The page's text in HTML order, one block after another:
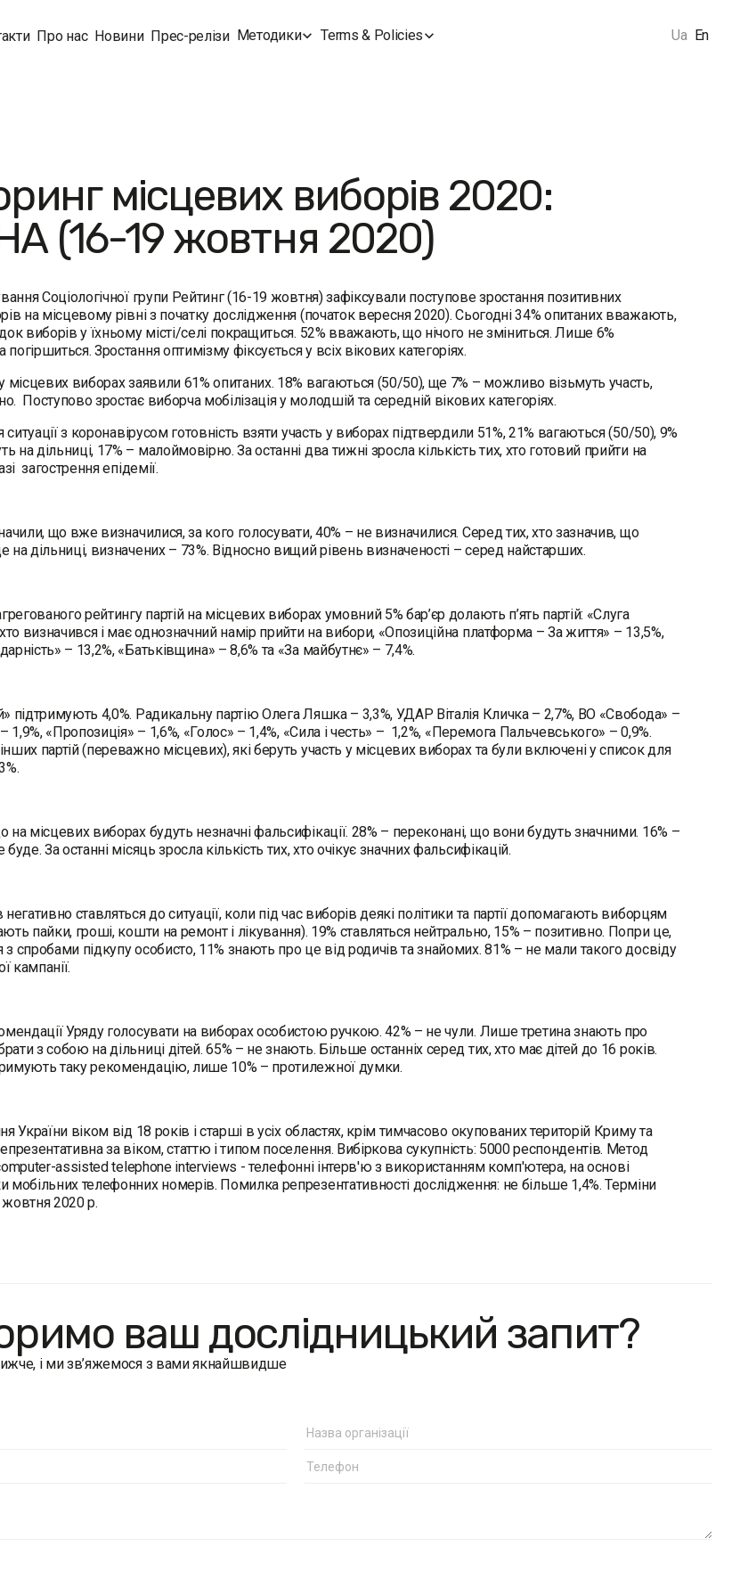
Про нас Новини Прес-релізи Методики Terms & Policies Ua En
місцевих виборів 2020:
(16-19 жовтня 2020)
Соціологічної групи Рейтинг (16-19 жовтня) зафіксували поступове зростання позитивних
на місцевому рівні з початку дослідження (початок вересня 2020). Сьогодні 34% опитаних вважають,
виборів у їхньому місті/селі покращиться. 52% вважають, що нічого не зміниться. Лише 6%
Зростання оптимізму фіксується у всіх вікових категоріях.
місцевих виборах заявили 61% опитаних. 18% вагаються (50/50), ще 7% – можливо візьмуть участь,
Поступово зростає виборча мобілізація у молодшій та середній вікових категоріях.
ситуації з коронавірусом готовність взяти участь у виборах підтвердили 51%, 21% вагаються (50/50), 9%
на дільниці, 17% – малоймовірно. За останні два тижні зросла кількість тих, хто готовий прийти на
загострення епідемії.
що вже визначилися, за кого голосувати, 40% – не визначилися. Серед тих, хто зазначив, що
на дільниці, визначених – 73%. Відносно вищий рівень визначеності – серед найстарших.
рейтингу партій на місцевих виборах умовний 5% бар’єр долають п’ять партій: «Слуга
визначився і має однозначний намір прийти на вибори, «Опозиційна платформа – За життя» – 13,5%,
– 13,2%, «Батьківщина» – 8,6% та «За майбутнє» – 7,4%.
підтримують 4,0%. Радикальну партію Олега Ляшка – 3,3%, УДАР Віталія Кличка – 2,7%, ВО «Свобода» –
1,9%, «Пропозиція» – 1,6%, «Голос» – 1,4%, «Сила і честь» – 1,2%, «Перемога Пальчевського» – 0,9%.
партій (переважно місцевих), які беруть участь у місцевих виборах та були включені у список для
місцевих виборах будуть незначні фальсифікації. 28% – переконані, що вони будуть значними. 16% –
За останні місяць зросла кількість тих, хто очікує значних фальсифікацій.
негативно ставляться до ситуації, коли під час виборів деякі політики та партії допомагають виборцям
пайки, гроші, кошти на ремонт і лікування). 19% ставляться нейтрально, 15% – позитивно. Попри це,
спробами підкупу особисто, 11% знають про це від родичів та знайомих. 81% – не мали такого досвіду
кампанії.
Уряду голосувати на виборах особистою ручкою. 42% – не чули. Лише третина знають про
з собою на дільниці дітей. 65% – не знають. Більше останніх серед тих, хто має дітей до 16 років.
таку рекомендацію, лише 10% – протилежної думки.
України віком від 18 років і старші в усіх областях, крім тимчасово окупованих територій Криму та
за віком, статтю і типом поселення. Вибіркова сукупність: 5000 респондентів. Метод
assisted telephone interviews - телефонні інтерв'ю з використанням комп'ютера, на основі
мобільних телефонних номерів. Помилка репрезентативності дослідження: не більше 1,4%. Терміни
2020 р.
ваш дослідницький запит?
і ми зв’яжемося з вами якнайшвидше